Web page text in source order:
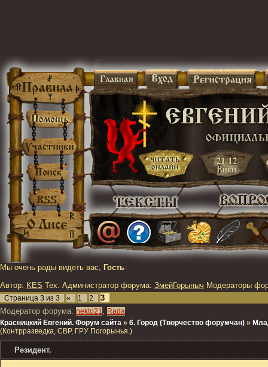
Мы очень рады видеть вас, Гость
Автор: KES Тех. Администратор форума: ЗмейГорыныч Модераторы
Страница 3 из 3 « 1 2
3
Модератор форума: nekto21, Rada
Красницкий Евгений. Форум сайта » 6. Город (Творчество форумчан) »
(Контрразведка, СВР, ГРУ Погорынья.)
Резидент.